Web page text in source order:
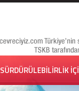
SÜRDÜRÜLEBİLİRLİK